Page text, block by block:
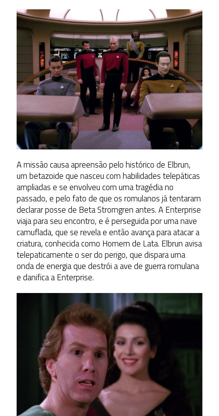
A missão causa apreensão pelo histórico de Elbrun,
um betazoide que nasceu com habilidades telepáticas
ampliadas e se envolveu com uma tragédia no
passado, e pelo fato de que os romulanos já tentaram
declarar posse de Beta Stromgren antes. A Enterprise
viaja para seu encontro, e é perseguida por uma nave
camuflada, que se revela e então avança para atacar a
criatura, conhecida como Homem de Lata. Elbrun avisa
telepaticamente o ser do perigo, que dispara uma
onda de energia que destrói a ave de guerra romulana
e danifica a Enterprise.